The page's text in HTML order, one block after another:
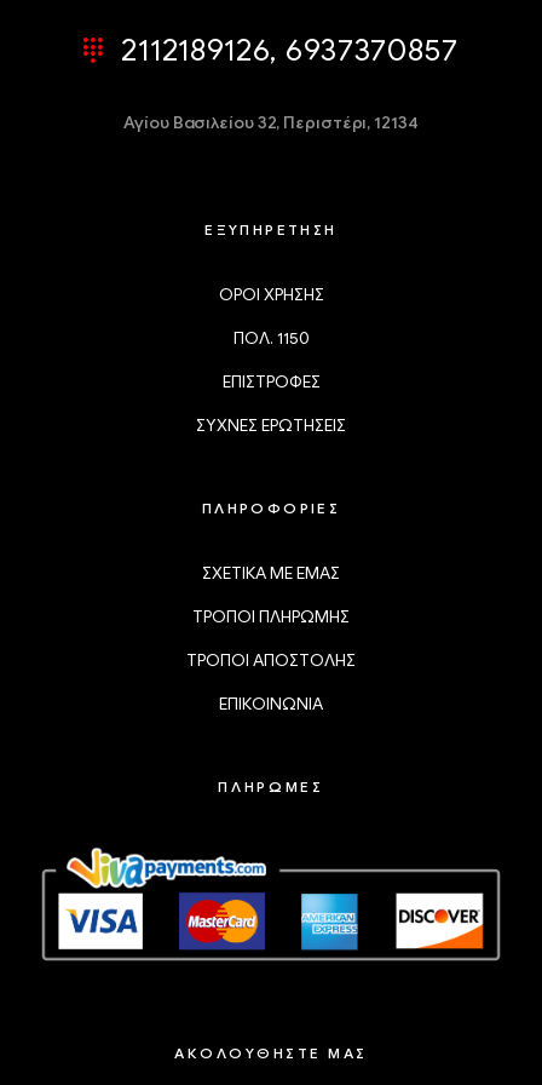
2112189126, 6937370857
Αγίου Βασιλείου 32, Περιστέρι, 12134
ΕΞΥΠΗΡΕΤΗΣΗ
ΟΡΟΙ ΧΡΗΣΗΣ
ΠΟΛ. 1150
ΕΠΙΣΤΡΟΦΕΣ
ΣΥΧΝΕΣ ΕΡΩΤΗΣΕΙΣ
ΠΛΗΡΟΦΟΡΙΕΣ
ΣΧΕΤΙΚΑ ΜΕ ΕΜΑΣ
ΤΡΟΠΟΙ ΠΛΗΡΩΜΗΣ
ΤΡΟΠΟΙ ΑΠΟΣΤΟΛΗΣ
ΕΠΙΚΟΙΝΩΝΙΑ
ΠΛΗΡΩΜΕΣ
ΑΚΟΛΟΥΘΗΣΤΕ ΜΑΣ